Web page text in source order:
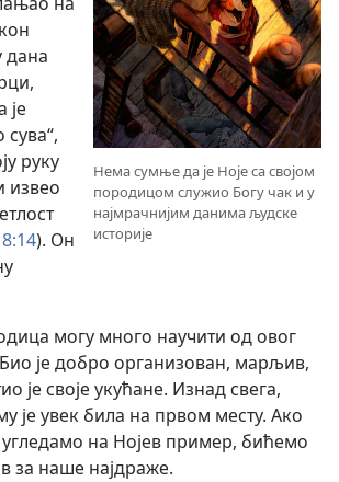
Нема сумње да је Ноје са својом
породицом служио Богу чак и у
најмрачнијим данима људске
историје
дана
је
руку
извео
). Он
могу много научити од овог
је добро организован, марљив,
је своје укућане. Изнад свега,
је увек била на првом месту. Ако
угледамо на Нојев пример, бићемо
за наше најдраже.